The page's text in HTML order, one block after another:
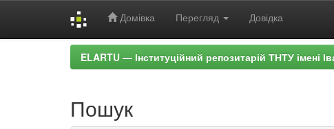
Домівка Перегляд Довідка
ELARTU — Інституційний репозитарій ТНТУ імені
Пошук